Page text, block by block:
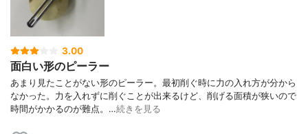
3.00
面白い形のピーラー
あまり見たことがない形のピーラー。最初削ぐ時に力の入れ方が分から
なかった。力を入れずに削ぐことが出来るけど、削げる面積が狭いので
時間がかかるのが難点。…続きを見る